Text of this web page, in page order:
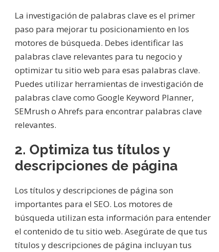
La investigación de palabras clave es el primer
paso para mejorar tu posicionamiento en los
motores de búsqueda. Debes identificar las
palabras clave relevantes para tu negocio y
optimizar tu sitio web para esas palabras clave.
Puedes utilizar herramientas de investigación de
palabras clave como Google Keyword Planner,
SEMrush o Ahrefs para encontrar palabras clave
relevantes.
2. Optimiza tus títulos y
descripciones de página
Los títulos y descripciones de página son
importantes para el SEO. Los motores de
búsqueda utilizan esta información para entender
el contenido de tu sitio web. Asegúrate de que tus
títulos y descripciones de página incluyan tus